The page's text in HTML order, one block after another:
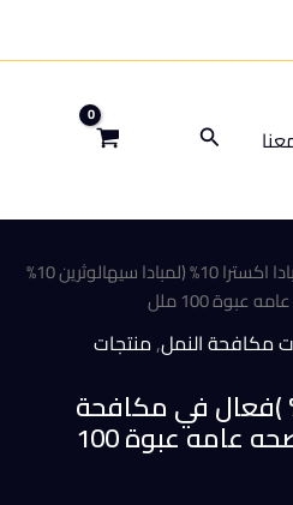
البحث
/ لمبادا اكسترا 10% (لمبادا سيهالوثرين 10%
100 ملل
مكافحة النمل,منتجات
اكسترا 10% (لمبادا سيهالوثرين 10% )فعال في مكافحة
البق، الناموس، الحشرات المنزلية مرخص صحه عامه عبوة 100